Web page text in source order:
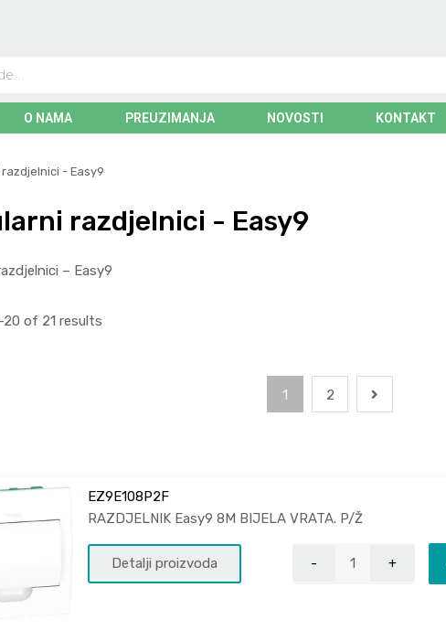
O NAMA PREUZIMANJA NOVOSTI KONTAKT
- Easy9
razdjelnici - Easy9
– Easy9
of 21 results
1 2
EZ9E108P2F
RAZDJELNIK Easy9 8M BIJELA VRATA. P/Ž
Detalji proizvoda